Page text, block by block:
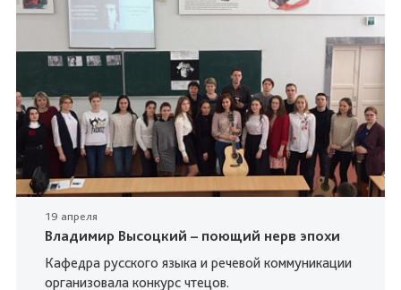
19 апреля
Владимир Высоцкий – поющий нерв эпохи
Кафедра русского языка и речевой коммуникации
организовала конкурс чтецов.